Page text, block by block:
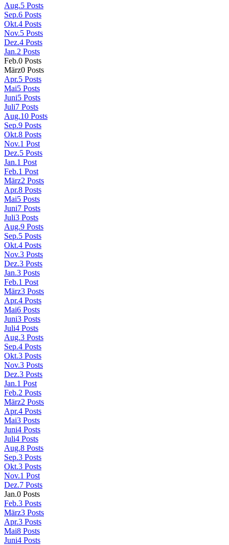
Aug.5 Posts
Sep.6 Posts
Okt.4 Posts
Nov.5 Posts
Dez.4 Posts
Jan.2 Posts
Feb.0 Posts
März0 Posts
Apr.5 Posts
Mai5 Posts
Juni5 Posts
Juli7 Posts
Aug.10 Posts
Sep.9 Posts
Okt.8 Posts
Nov.1 Post
Dez.5 Posts
Jan.1 Post
Feb.1 Post
März2 Posts
Apr.8 Posts
Mai5 Posts
Juni7 Posts
Juli3 Posts
Aug.9 Posts
Sep.5 Posts
Okt.4 Posts
Nov.3 Posts
Dez.3 Posts
Jan.3 Posts
Feb.1 Post
März3 Posts
Apr.4 Posts
Mai6 Posts
Juni3 Posts
Juli4 Posts
Aug.3 Posts
Sep.4 Posts
Okt.3 Posts
Nov.3 Posts
Dez.3 Posts
Jan.1 Post
Feb.2 Posts
März2 Posts
Apr.4 Posts
Mai3 Posts
Juni4 Posts
Juli4 Posts
Aug.8 Posts
Sep.3 Posts
Okt.3 Posts
Nov.1 Post
Dez.7 Posts
Jan.0 Posts
Feb.3 Posts
März3 Posts
Apr.3 Posts
Mai8 Posts
Juni4 Posts